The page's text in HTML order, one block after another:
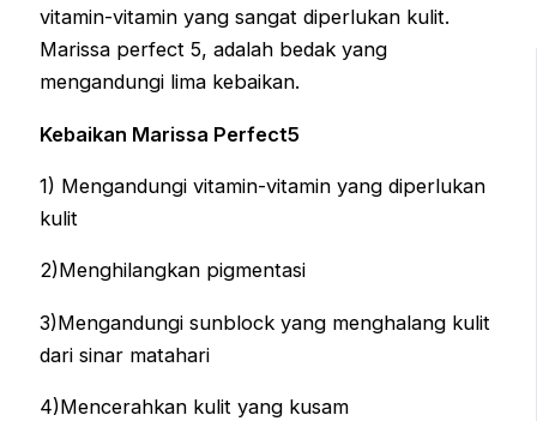
vitamin-vitamin yang sangat diperlukan kulit.
Marissa perfect 5, adalah bedak yang
mengandungi lima kebaikan.
Kebaikan Marissa Perfect5
1) Mengandungi vitamin-vitamin yang diperlukan
kulit
2)Menghilangkan pigmentasi
3)Mengandungi sunblock yang menghalang kulit
dari sinar matahari
4)Mencerahkan kulit yang kusam